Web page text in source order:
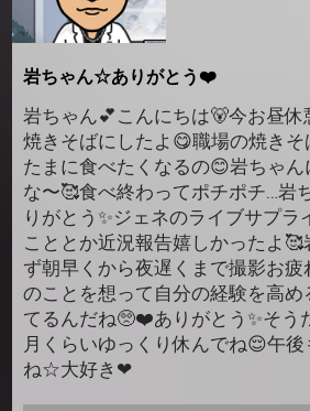
岩ちゃん☆ありがとう❤️
岩ちゃん💕こんにちは🐻今お昼
焼きそばにしたよ😋職場の焼きそ
たまに食べたくなるの😊岩ちゃ
な〜🥰食べ終わってポチポチ…岩
りがとう✨ジェネのライブサプラ
こととか近況報告嬉しかったよ🥰
ず朝早くから夜遅くまで撮影お疲
のことを想って自分の経験を高め
てるんだね🥺❤️ありがとう✨そう
月くらいゆっくり休んでね😌午後
ね☆大好き❤